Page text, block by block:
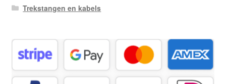
Trekstangen en kabels